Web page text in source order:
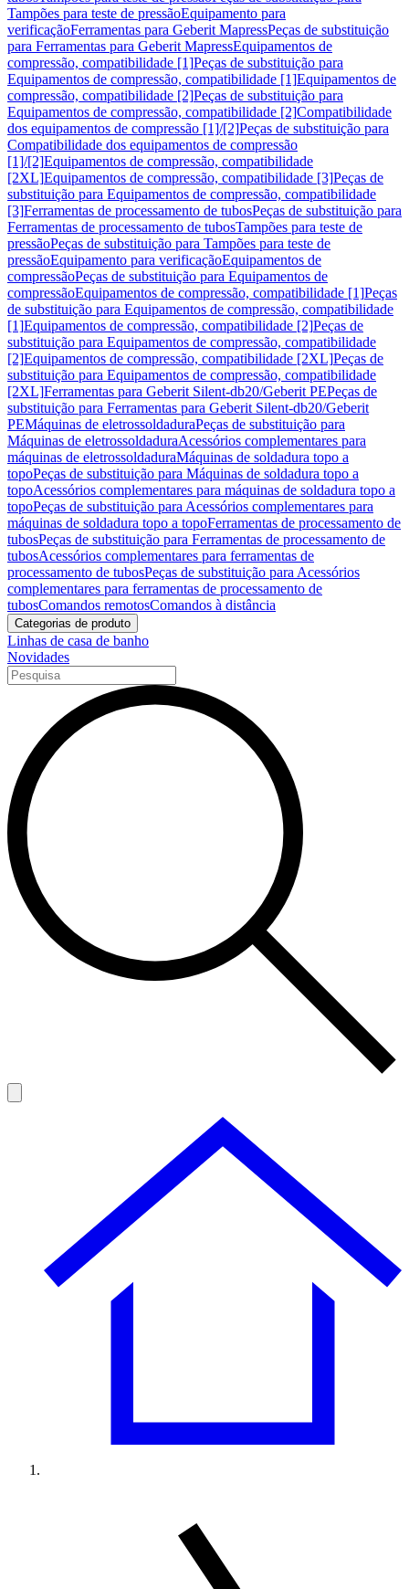
Tampões para teste de pressãoEquipamento para
verificaçãoFerramentas para Geberit MapressPeças de substituição
para Ferramentas para Geberit MapressEquipamentos de
compressão, compatibilidade [1]Peças de substituição para
Equipamentos de compressão, compatibilidade [1]Equipamentos de
compressão, compatibilidade [2]Peças de substituição para
Equipamentos de compressão, compatibilidade [2]Compatibilidade
dos equipamentos de compressão [1]/[2]Peças de substituição para
Compatibilidade dos equipamentos de compressão
[1]/[2]Equipamentos de compressão, compatibilidade
[2XL]Equipamentos de compressão, compatibilidade [3]Peças de
substituição para Equipamentos de compressão, compatibilidade
[3]Ferramentas de processamento de tubosPeças de substituição para
Ferramentas de processamento de tubosTampões para teste de
pressãoPeças de substituição para Tampões para teste de
pressãoEquipamento para verificaçãoEquipamentos de
compressãoPeças de substituição para Equipamentos de
compressãoEquipamentos de compressão, compatibilidade [1]Peças
de substituição para Equipamentos de compressão, compatibilidade
[1]Equipamentos de compressão, compatibilidade [2]Peças de
substituição para Equipamentos de compressão, compatibilidade
[2]Equipamentos de compressão, compatibilidade [2XL]Peças de
substituição para Equipamentos de compressão, compatibilidade
[2XL]Ferramentas para Geberit Silent-db20/Geberit PEPeças de
substituição para Ferramentas para Geberit Silent-db20/Geberit
PEMáquinas de eletrossoldaduraPeças de substituição para
Máquinas de eletrossoldaduraAcessórios complementares para
máquinas de eletrossoldaduraMáquinas de soldadura topo a
topoPeças de substituição para Máquinas de soldadura topo a
topoAcessórios complementares para máquinas de soldadura topo a
topoPeças de substituição para Acessórios complementares para
máquinas de soldadura topo a topoFerramentas de processamento de
tubosPeças de substituição para Ferramentas de processamento de
tubosAcessórios complementares para ferramentas de
processamento de tubosPeças de substituição para Acessórios
complementares para ferramentas de processamento de
tubosComandos remotosComandos à distância
Categorias de produto
Linhas de casa de banho
Novidades